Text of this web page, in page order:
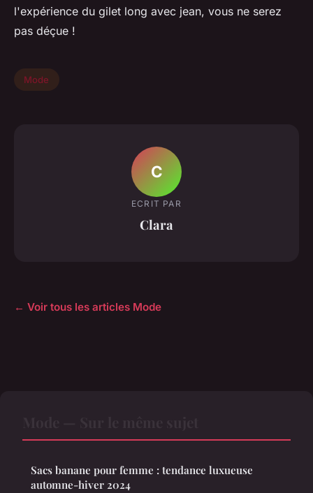
l'expérience du gilet long avec jean, vous ne serez
pas déçue !
Mode
C
ECRIT PAR
Clara
← Voir tous les articles Mode
Sacs banane pour femme : tendance luxueuse
automne-hiver 2024